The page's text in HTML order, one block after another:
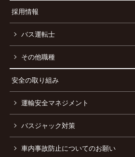
採用情報
バス運転士
その他職種
安全の取り組み
運輸安全マネジメント
バスジャック対策
車内事故防止についてのお願い